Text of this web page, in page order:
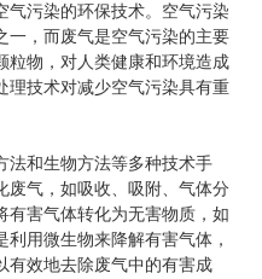
气污染的环保技术。空气污染
一，而废气是空气污染的主要
粒物，对人类健康和环境造成
理技术对减少空气污染具有重
法和生物方法等多种技术手
废气，如吸收、吸附、气体分
有害气体转化为无害物质，如
用微生物来降解有害气体，
有效地去除废气中的有害成